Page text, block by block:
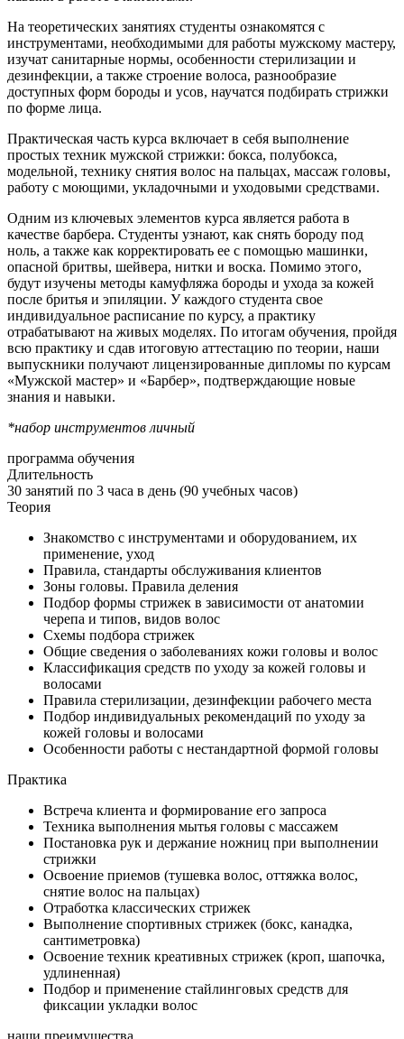
На теоретических занятиях студенты ознакомятся с
инструментами, необходимыми для работы мужскому мастеру,
изучат санитарные нормы, особенности стерилизации и
дезинфекции, а также строение волоса, разнообразие
доступных форм бороды и усов, научатся подбирать стрижки
по форме лица.
Практическая часть курса включает в себя выполнение
простых техник мужской стрижки: бокса, полубокса,
модельной, технику снятия волос на пальцах, массаж головы,
работу с моющими, укладочными и уходовыми средствами.
Одним из ключевых элементов курса является работа в
качестве барбера. Студенты узнают, как снять бороду под
ноль, а также как корректировать ее с помощью машинки,
опасной бритвы, шейвера, нитки и воска. Помимо этого,
будут изучены методы камуфляжа бороды и ухода за кожей
после бритья и эпиляции. У каждого студента свое
индивидуальное расписание по курсу, а практику
отрабатывают на живых моделях. По итогам обучения, пройдя
всю практику и сдав итоговую аттестацию по теории, наши
выпускники получают лицензированные дипломы по курсам
«Мужской мастер» и «Барбер», подтверждающие новые
знания и навыки.
*набор инструментов личный
программа обучения
Длительность
30 занятий по 3 часа в день (90 учебных часов)
Теория
Знакомство с инструментами и оборудованием, их
применение, уход
Правила, стандарты обслуживания клиентов
Зоны головы. Правила деления
Подбор формы стрижек в зависимости от анатомии
черепа и типов, видов волос
Схемы подбора стрижек
Общие сведения о заболеваниях кожи головы и волос
Классификация средств по уходу за кожей головы и
волосами
Правила стерилизации, дезинфекции рабочего места
Подбор индивидуальных рекомендаций по уходу за
кожей головы и волосами
Особенности работы с нестандартной формой головы
Практика
Встреча клиента и формирование его запроса
Техника выполнения мытья головы с массажем
Постановка рук и держание ножниц при выполнении
стрижки
Освоение приемов (тушевка волос, оттяжка волос,
снятие волос на пальцах)
Отработка классических стрижек
Выполнение спортивных стрижек (бокс, канадка,
сантиметровка)
Освоение техник креативных стрижек (кроп, шапочка,
удлиненная)
Подбор и применение стайлинговых средств для
фиксации укладки волос
наши преимущества